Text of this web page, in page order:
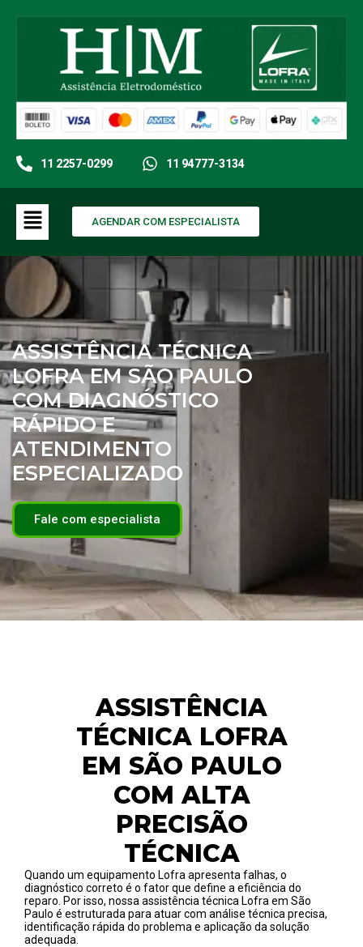
11 2257-0299 11 94777-3134
AGENDAR COM ESPECIALISTA
ASSISTÊNCIA TÉCNICA
LOFRA EM SÃO PAULO
COM DIAGNÓSTICO
RÁPIDO E
ATENDIMENTO
ESPECIALIZADO
Fale com especialista
ASSISTÊNCIA
TÉCNICA LOFRA
EM SÃO PAULO
COM ALTA
PRECISÃO
TÉCNICA
Quando um equipamento Lofra apresenta falhas, o
diagnóstico correto é o fator que define a eficiência do
reparo. Por isso, nossa assistência técnica Lofra em São
Paulo é estruturada para atuar com análise técnica precisa,
identificação rápida do problema e aplicação da solução
adequada.